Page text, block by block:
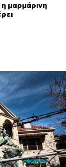
μαρμάρινη